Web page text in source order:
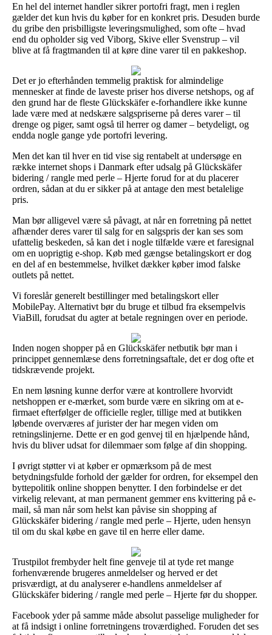
En hel del internet handler sikrer portofri fragt, men i reglen
gælder det kun hvis du køber for en konkret pris. Desuden burde
du gribe den prisbilligste leveringsmulighed, som ofte – hvad
end du opholder sig ved Viborg, Skive eller Svenstrup – vil
blive at få fragtmanden til at køre dine varer til en pakkeshop.
Det er jo efterhånden temmelig praktisk for almindelige
mennesker at finde de laveste priser hos diverse netshops, og af
den grund har de fleste Glückskäfer e-forhandlere ikke kunne
lade være med at nedskære salgspriserne på deres varer – til
drenge og piger, samt også til herrer og damer – betydeligt, og
endda nogle gange yde portofri levering.
Men det kan til hver en tid vise sig rentabelt at undersøge en
række internet shops i Danmark efter udsalg på Glückskäfer
bidering / rangle med perle – Hjerte forud for at du placerer
ordren, sådan at du er sikker på at antage den mest betalelige
pris.
Man bør alligevel være så påvagt, at når en forretning på nettet
afhænder deres varer til salg for en salgspris der kan ses som
ufattelig beskeden, så kan det i nogle tilfælde være et faresignal
om en uoprigtig e-shop. Køb med gængse betalingskort er dog
en del af en bestemmelse, hvilket dækker køber imod falske
outlets på nettet.
Vi foreslår generelt bestillinger med betalingskort eller
MobilePay. Alternativt bør du bruge et tilbud fra eksempelvis
ViaBill, forudsat du agter at betale regningen over en periode.
Inden nogen shopper på en Glückskäfer netbutik bør man i
princippet gennemlæse dens forretningsaftale, det er dog ofte et
tidskrævende projekt.
En nem løsning kunne derfor være at kontrollere hvorvidt
netshoppen er e-mærket, som burde være en sikring om at e-
firmaet efterfølger de officielle regler, tillige med at butikken
løbende overværes af jurister der har megen viden om
retningslinjerne. Dette er en god genvej til en hjælpende hånd,
hvis du bliver udsat for dilemmaer som følge af din shopping.
I øvrigt støtter vi at køber er opmærksom på de mest
betydningsfulde forhold der gælder for ordren, for eksempel den
byttepolitik online shoppen benytter. I den forbindelse er det
virkelig relevant, at man permanent gemmer ens kvittering på e-
mail, så man når som helst kan påvise sin shopping af
Glückskäfer bidering / rangle med perle – Hjerte, uden hensyn
til om du skal købe en gave til en herre eller dame.
Trustpilot frembyder helt fine genveje til at tyde ret mange
forhenværende brugeres anmeldelser og herved er det
prisværdigt, at du analyserer e-handlens anmeldelser af
Glückskäfer bidering / rangle med perle – Hjerte før du shopper.
Facebook yder på samme måde absolut passelige muligheder for
at få indsigt i online forretningens troværdighed. Foruden det ses